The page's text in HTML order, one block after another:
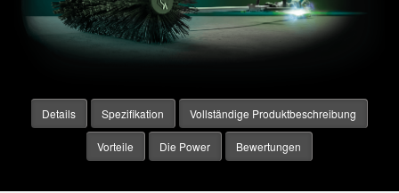
Details Spezifikation Vollständige Produktbeschreibung
Vorteile Die Power Bewertungen